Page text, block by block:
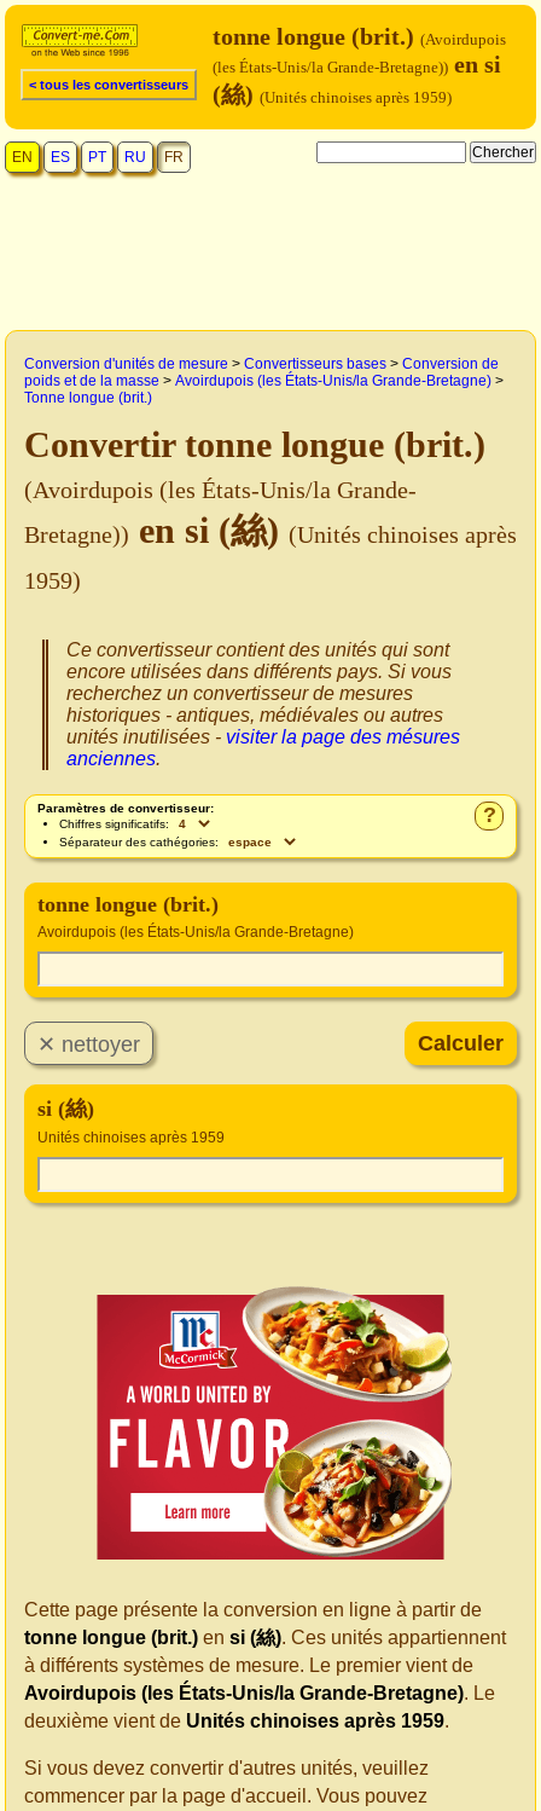
< tous les convertisseurs
tonne longue (brit.) (Avoirdupois
(les États-Unis/la Grande-Bretagne)) en si
(絲) (Unités chinoises après 1959)
EN ES PT RU FR
Conversion d'unités de mesure > Convertisseurs bases > Conversion de
poids et de la masse > Avoirdupois (les États-Unis/la Grande-Bretagne) >
Tonne longue (brit.)
Convertir tonne longue (brit.)
(Avoirdupois (les États-Unis/la Grande-
Bretagne)) en si (絲) (Unités chinoises après
1959)
Ce convertisseur contient des unités qui sont
encore utilisées dans différents pays. Si vous
recherchez un convertisseur de mesures
historiques - antiques, médiévales ou autres
unités inutilisées - visiter la page des mésures
anciennes.
?
Paramètres de convertisseur:
Chiffres significatifs:
Séparateur des cathégories:
tonne longue (brit.)
Avoirdupois (les États-Unis/la Grande-Bretagne)
si (絲)
Unités chinoises après 1959
Cette page présente la conversion en ligne à partir de
tonne longue (brit.) en si (絲). Ces unités appartiennent
à différents systèmes de mesure. Le premier vient de
Avoirdupois (les États-Unis/la Grande-Bretagne). Le
deuxième vient de Unités chinoises après 1959.
Si vous devez convertir d'autres unités, veuillez
commencer par la page d'accueil. Vous pouvez